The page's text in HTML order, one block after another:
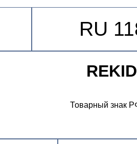
RU
Товарный знак